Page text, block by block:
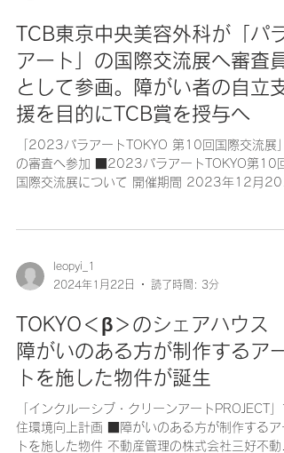
TCB東京中央美容外科が「パラ
アート」の国際交流展へ審査員
として参画。障がい者の自立支
援を目的にTCB賞を授与へ
「2023パラアートTOKYO 第10回国際交流展」
の審査へ参加 ■2023パラアートTOKYO第10回
国際交流展について 開催期間 2023年12月20
leopyi_1
2024年1月22日
読了時間: 3分
TOKYO＜β＞のシェアハウス
障がいのある方が制作するアー
トを施した物件が誕生
「インクルーシブ・クリーンアートPROJECT」
住環境向上計画 ■障がいのある方が制作するア
トを施した物件 不動産管理の株式会社三好不動